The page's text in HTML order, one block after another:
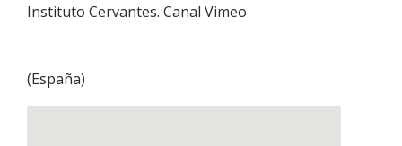
Instituto Cervantes. Canal Vimeo
(España)